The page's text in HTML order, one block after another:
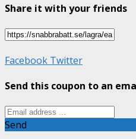
Share it with your friends
Facebook Twitter
Send this coupon to an
Send